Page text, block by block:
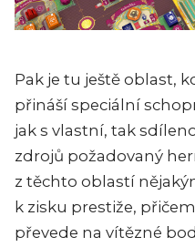
Pak je tu ještě oblast,
přináší speciální
jak s vlastní, tak
zdrojů požadovaný
z těchto oblastí
k zisku prestiže,
převede na vítězné